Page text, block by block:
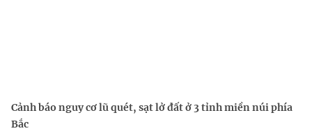
Cảnh báo nguy cơ lũ quét, sạt lở đất ở 3 tỉnh miền núi phía
Bắc